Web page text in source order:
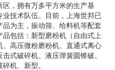
，拥有万多平方米的生产基
技术队伍。目前，上海世邦已
为主，振动筛、给料机等配套
包括：新型磨粉机（自由式上
高压微粉磨粉机、直通式离心
式破碎机、液压弹簧圆锥破、
机、新型。